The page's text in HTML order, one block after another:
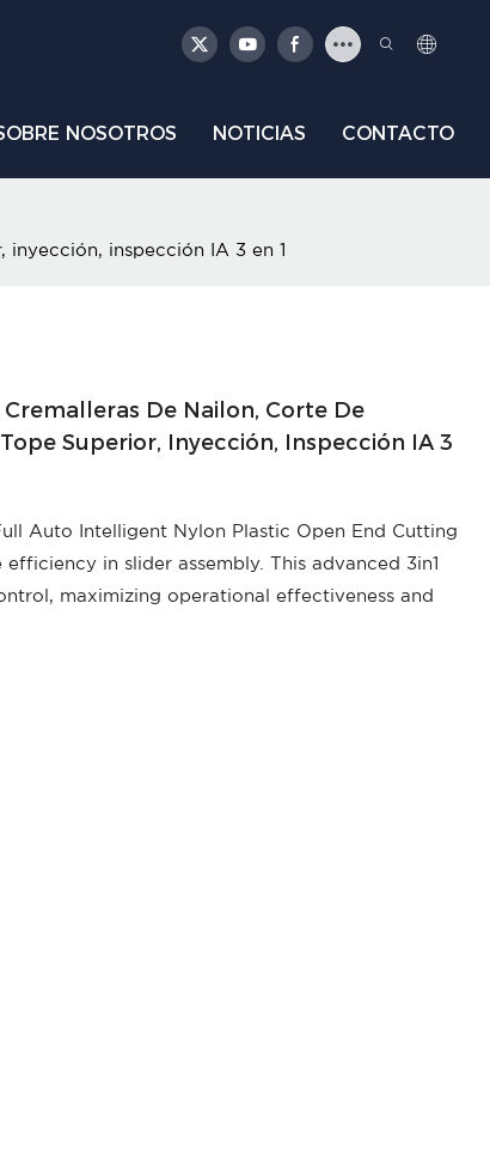
NOSOTROS NOTICIAS CONTACTO
inspección IA 3 en 1
De Nailon, Corte De
Superior, Inyección, Inspección IA 3
Auto Intelligent Nylon Plastic Open End Cutting
in slider assembly. This advanced 3in1
maximizing operational effectiveness and